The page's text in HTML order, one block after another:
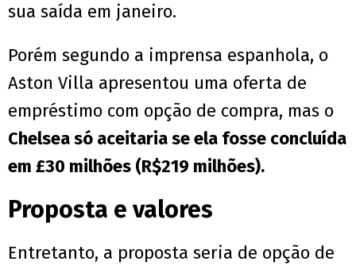
sua saída em janeiro.
Porém segundo a imprensa espanhola, o
Aston Villa apresentou uma oferta de
empréstimo com opção de compra, mas o
Chelsea só aceitaria se ela fosse concluída
em £30 milhões (R$219 milhões).
Proposta e valores
Entretanto, a proposta seria de opção de